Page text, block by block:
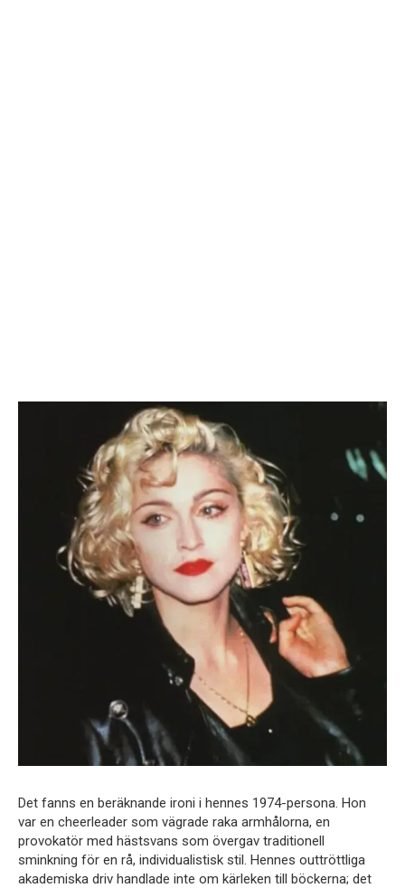
Det fanns en beräknande ironi i hennes 1974-persona. Hon
var en cheerleader som vägrade raka armhålorna, en
provokatör med hästsvans som övergav traditionell
sminkning för en rå, individualistisk stil. Hennes outtröttliga
akademiska driv handlade inte om kärleken till böckerna; det